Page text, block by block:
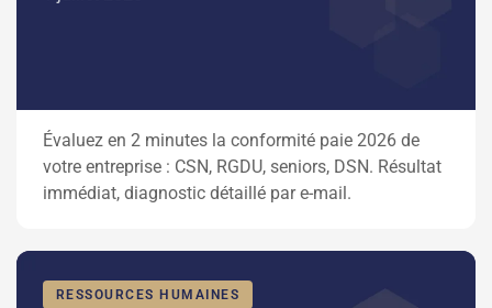
Évaluez en 2 minutes la conformité paie 2026 de
votre entreprise : CSN, RGDU, seniors, DSN. Résultat
immédiat, diagnostic détaillé par e-mail.
RESSOURCES HUMAINES